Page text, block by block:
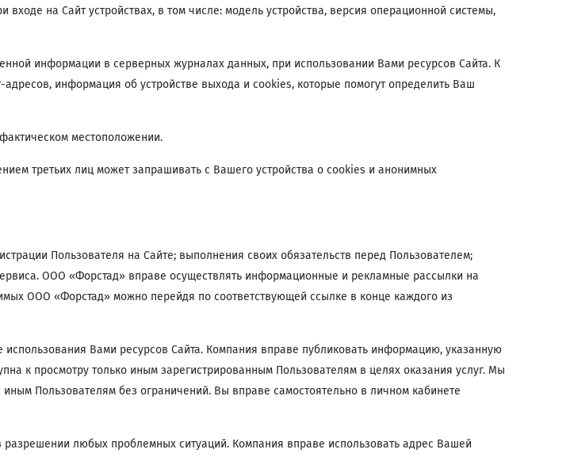
на Сайт устройствах, в том числе: модель устройства, версия операционной системы,
информации в серверных журналах данных, при использовании Вами ресурсов Сайта. К
информация об устройстве выхода и cookies, которые помогут определить Ваш
местоположении.
третьих лиц может запрашивать с Вашего устройства о cookies и анонимных
Пользователя на Сайте; выполнения своих обязательств перед Пользователем;
ООО «Форстад» вправе осуществлять информационные и рекламные рассылки на
ООО «Форстад» можно перейдя по соответствующей ссылке в конце каждого из
Вами ресурсов Сайта. Компания вправе публиковать информацию, указанную
к просмотру только иным зарегистрированным Пользователям в целях оказания услуг. Мы
Пользователям без ограничений. Вы вправе самостоятельно в личном кабинете
любых проблемных ситуаций. Компания вправе использовать адрес Вашей